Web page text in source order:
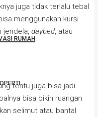
RUMAH
juga tidak terlalu tebal
menggunakan kursi
jendela, daybed, atau
tentu juga bisa jadi
bisa bikin ruangan
selimut atau bantal